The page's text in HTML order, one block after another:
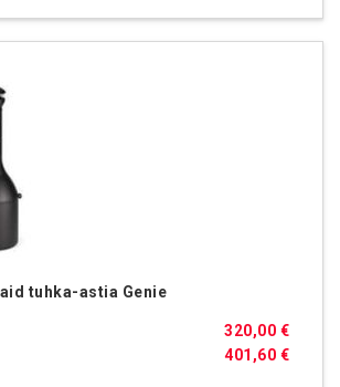
tuhka-astia Genie
401,60 €
320,00 €